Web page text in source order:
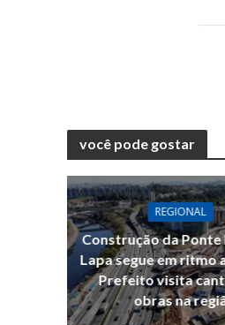
você pode gostar
REGIONAL
Construção da
Lapa segue em ritmo
Prefeito visita
obras na